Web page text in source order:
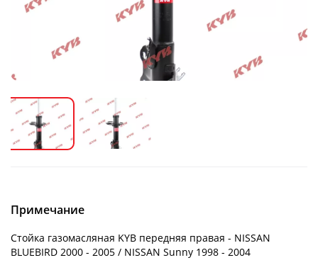
Примечание
Стойка газомасляная KYB передняя правая - NISSAN
BLUEBIRD 2000 - 2005 / NISSAN Sunny 1998 - 2004